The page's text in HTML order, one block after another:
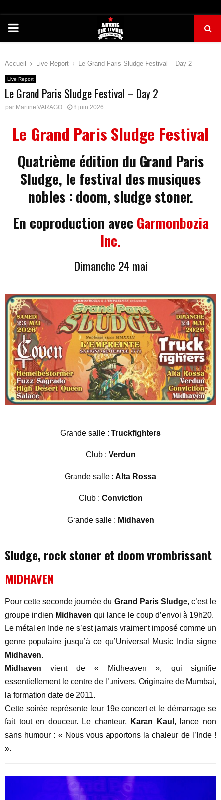
PRIMARY
Accueil Live Report Le Grand Paris Sludge Festival – Day 2
Live Report
Le Grand Paris Sludge Festival – Day 2
par Martine VARAGO 8 juin 2026
Le Grand Paris Sludge Festival
Quatrième édition du Grand Paris
Sludge, le festival des musiques
nobles : doom, sludge stoner.
En coproduction avec Garmonbozia
Inc.
Dimanche 24 mai
Grande salle : Truckfighters
Club : Verdun
Grande salle : Alta Rossa
Club : Conviction
Grande salle : Midhaven
Sludge, rock stoner et doom vrombrissant
MIDHAVEN
Pour cette seconde journée du Grand Paris Sludge, c’est le
groupe indien Midhaven qui lance le coup d’envoi à 19h20.
Le métal en Inde ne s’est jamais vraiment imposé comme un
genre populaire jusqu’à ce qu’Universal Music India signe
Midhaven.
Midhaven vient de « Midheaven », qui signifie
essentiellement le centre de l’univers. Originaire de Mumbai,
la formation date de 2011.
Cette soirée représente leur 19e concert et le démarrage se
fait tout en douceur. Le chanteur,
Karan Kaul , lance non
sans humour : « Nous vous apportons la chaleur de l’Inde !
».